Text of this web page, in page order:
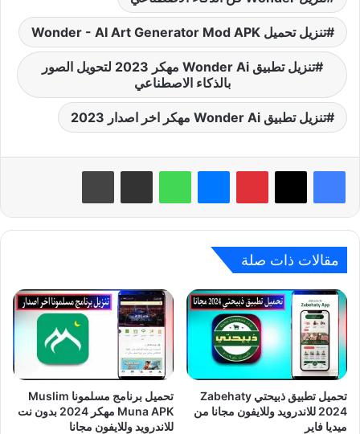
تنزيل تحميل Wonder - AI Art Generator Mod APK
تنزيل تطبيق Wonder Ai مهكر 2023 لتحويل الصور
بالذكاء الاصطناعي
تنزيل تطبيق Wonder Ai مهكر اخر اصدار 2023
بينتيريست واتساب
مقالات ذات صلة
تحميل تطبيق ذبيحتي Zabehaty
2024 للاندرويد وللايفون مجانا من
ميديا فاير
تحميل برنامج مسلمونا Muslim
Muna APK مهكر 2024 بدون نت
للاندرويد وللايفون مجانا